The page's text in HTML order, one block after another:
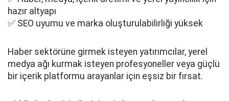
hazır altyapı
✅ SEO uyumu ve marka oluşturulabilirliği yüksek
Haber sektörüne girmek isteyen yatırımcılar, yerel
medya ağı kurmak isteyen profesyoneller veya güçlü
bir içerik platformu arayanlar için eşsiz bir fırsat.